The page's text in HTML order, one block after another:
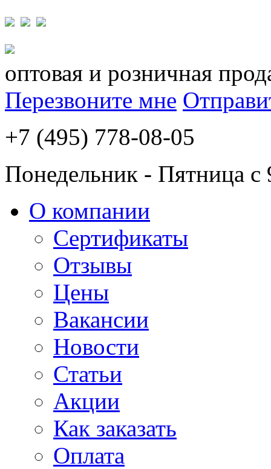
оптовая и розничная
Перезвоните мне
+7 (495) 778-08-05
Понедельник - Пятница с
О компании
Сертификаты
Отзывы
Цены
Вакансии
Новости
Статьи
Акции
Как заказать
Оплата